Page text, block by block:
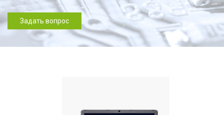
Задать вопрос